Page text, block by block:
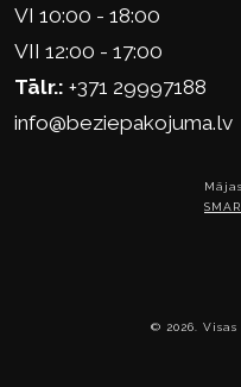
VI 10:00 - 18:00
VII 12:00 - 17:00
Tālr.: +371 29997188
info@beziepakojuma.lv
© 2026.